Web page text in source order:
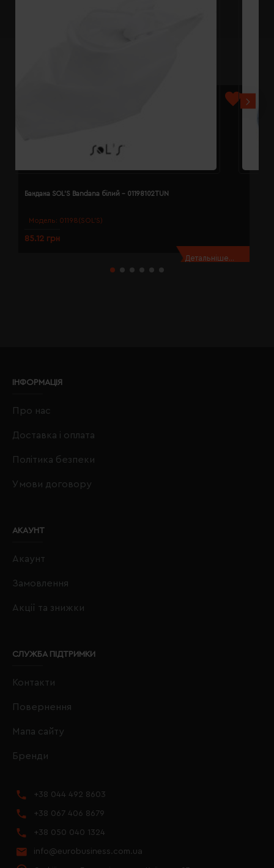
Модель: 01198(SOL’S)
Бандана SOL'S Bandana білий - 01198102TUN
85.12 грн
Детальніше...
ІНФОРМАЦІЯ
Про нас
Доставка і оплата
Політика безпеки
Умови договору
АКАУНТ
Акаунт
Замовлення
Акції та знижки
СЛУЖБА ПІДТРИМКИ
Контакти
Повернення
Мапа сайту
Бренди
+38 044 492 8603
+38 067 406 8679
+38 050 040 1324
info@eurobusiness.com.ua